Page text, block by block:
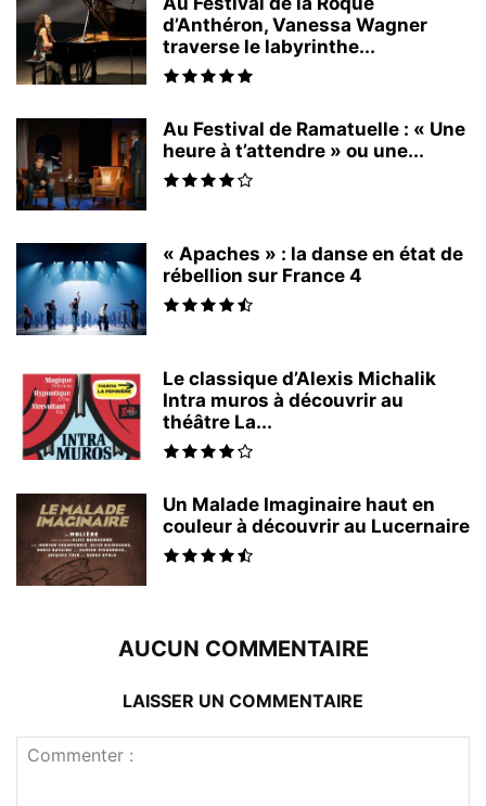
d’Anthéron, Vanessa Wagner
traverse le labyrinthe...
Au Festival de Ramatuelle : « Une
heure à t’attendre » ou une...
« Apaches » : la danse en état de
rébellion sur France 4
Le classique d’Alexis Michalik
Intra muros à découvrir au
théâtre La...
Un Malade Imaginaire haut en
couleur à découvrir au Lucernaire
AUCUN COMMENTAIRE
LAISSER UN COMMENTAIRE